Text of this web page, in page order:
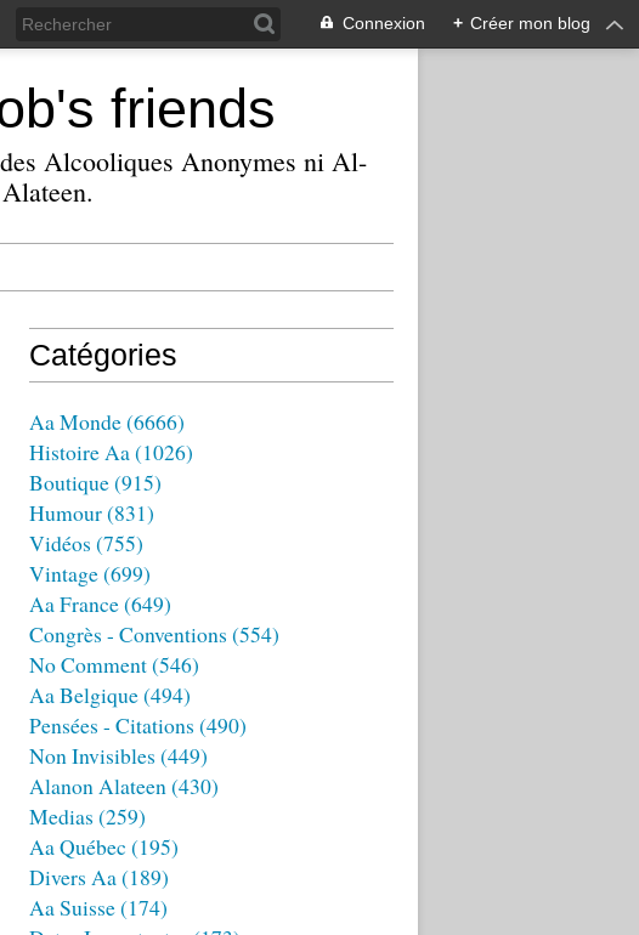
Connexion + Créer mon blog
friends
Alcooliques Anonymes ni Al-
Catégories
Aa Monde(6666)
Histoire Aa(1026)
Boutique(915)
Humour(831)
Vidéos (755)
Vintage(699)
Aa France(649)
Congrès - Conventions (554)
No Comment(546)
Aa Belgique(494)
Pensées - Citations (490)
Non Invisibles (449)
Alanon Alateen(430)
Medias (259)
Aa Québec (195)
Divers Aa(189)
Aa Suisse(174)